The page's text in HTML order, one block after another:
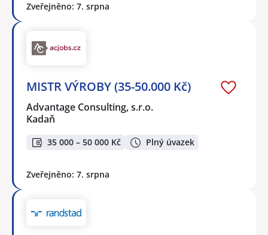
Zveřejněno: 7. srpna
MISTR VÝROBY (35-50.000 Kč)
Advantage Consulting, s.r.o.
Kadaň
35 000 – 50 000 Kč Plný úvazek
Zveřejněno: 7. srpna